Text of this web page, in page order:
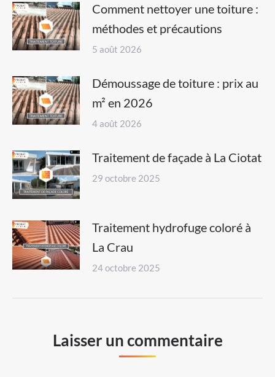
Comment nettoyer une toiture :
méthodes et précautions
5 août 2026
Démoussage de toiture : prix au
m² en 2026
4 août 2026
Traitement de façade à La Ciotat
29 octobre 2025
Traitement hydrofuge coloré à
La Crau
24 octobre 2025
Laisser un commentaire